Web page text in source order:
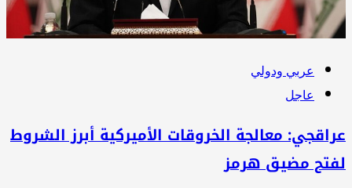
عربي ودولي
عاجل
معالجة الخروقات الأميركية أبرز الشروط
مضيق هرمز